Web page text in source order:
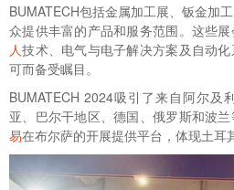
BUMATECH包括金属加工展、钣金加
众提供丰富的产品和服务范围。这些展
人技术、电气与电子解决方案及自动
可而备受瞩目。
BUMATECH 2024吸引了来自阿尔及
亚、巴尔干地区、德国、俄罗斯和波
易在布尔萨的开展提供平台，体现土耳